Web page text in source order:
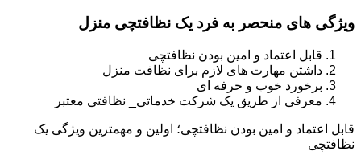
ویژگی های منحصر به فرد یک نظافتچی منزل
قابل اعتماد و امین بودن نظافتچی
داشتن مهارت های لازم برای نظافت منزل
برخورد خوب و حرفه ای
معرفی از طریق یک شرکت خدماتی_ نظافتی معتبر
قابل اعتماد و امین بودن نظافتچی؛ اولین و مهمترین ویژگی یک
نظافتچی